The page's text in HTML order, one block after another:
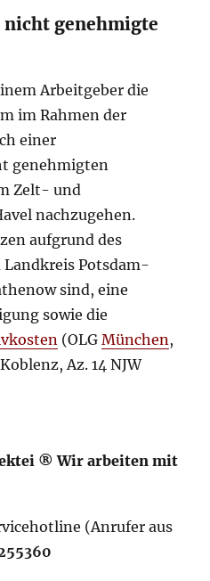
genehmigte
Arbeitgeber die
im Rahmen der
einer
genehmigten
Zelt- und
nachzugehen.
aufgrund des
Potsdam-
sind, eine
sowie die
(OLGMünchen,
Az. 14 NJW
® Wir arbeiten mit
(Anrufer aus